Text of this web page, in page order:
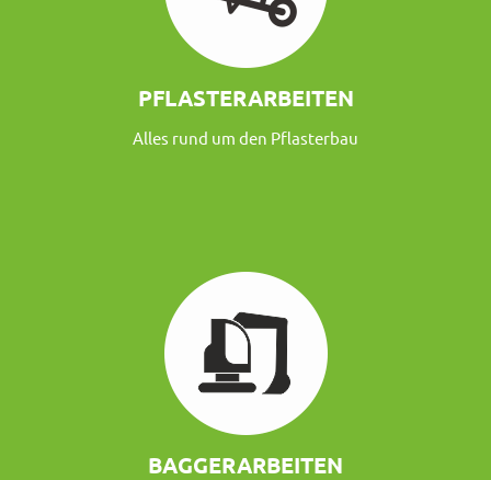
PFLASTERARBEITEN
Alles rund um den Pflasterbau
BAGGERARBEITEN